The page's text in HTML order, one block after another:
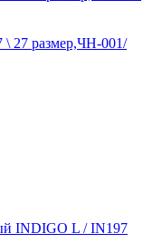
27 размер,ЧН-001/